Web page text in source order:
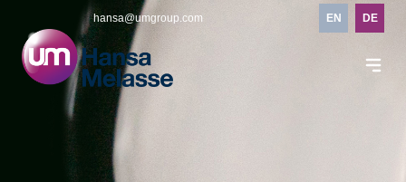
hansa@umgroup.com EN DE